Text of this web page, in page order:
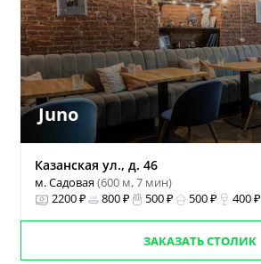
Juno
Казанская ул., д. 46
м. Садовая(600 м, 7 мин)
2200 ₽
800 ₽ 500 ₽ 500 ₽ 400 ₽
ЗАКАЗАТЬ СТОЛИК